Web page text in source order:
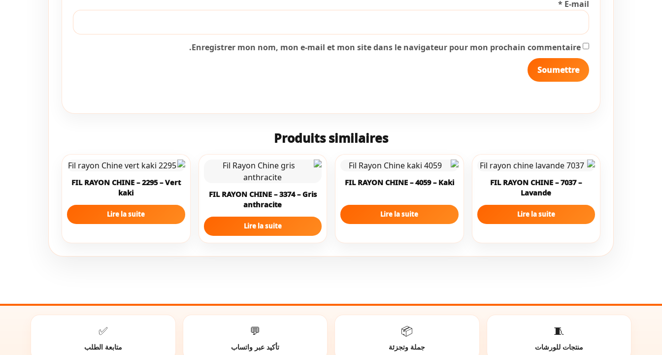
E-mail
*
Enregistrer mon nom, mon e-mail et mon site dans le navigateur pour mon prochain commentaire.
Produits similaires
FIL RAYON CHINE – 7037 –
Lavande
Lire la suite
FIL RAYON CHINE – 4059 – Kaki
Lire la suite
FIL RAYON CHINE – 3374 – Gris
anthracite
Lire la suite
FIL RAYON CHINE – 2295 – Vert
kaki
Lire la suite
🧵
منتجات للورشات
📦
جملة وتجزئة
💬
تأكيد عبر واتساب
✅
متابعة الطلب